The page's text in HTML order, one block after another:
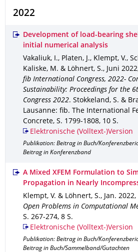
2022
Development of load-bearing
initial numerical analysis
Vakaliuk, I., Platen, J., Klempt, V.,
Kaliske, M. & Löhnert, S., Juni 2022
fib International Congress, 2022-
Sustainability: Proceedings for the
Congress 2022. Stokkeland, S. &
Lausanne: fib. The International
Concrete, S. 1799-1808, 10 S.
Elektronische (Volltext-)Version
Publikation: Beitrag in Buch/
Beitrag in Konferenzband
A Mixed XFEM Formulation to
Propagation in Nearly
Klempt, V. & Löhnert, S., Jan. 2022,
Open Problems in Computational
S. 267-274, 8 S.
Elektronische (Volltext-)Version
Publikation: Beitrag in Buch/
Beitrag in Buch/Sammelband/Gutachten